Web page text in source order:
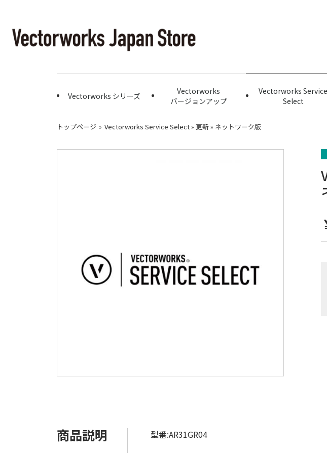
Vectorworks シリーズ
Vectorworks
バージョンアップ
Vectorworks Service
Select
トップページ » Vectorworks Service Select» 更新» ネットワーク版
商品説明 型番:AR31GR04